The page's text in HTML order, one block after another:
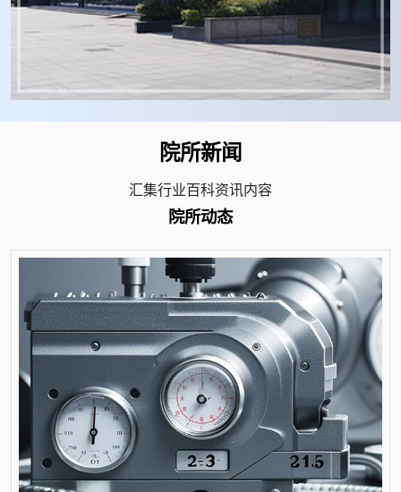
院所新闻
汇集行业百科资讯内容
院所动态